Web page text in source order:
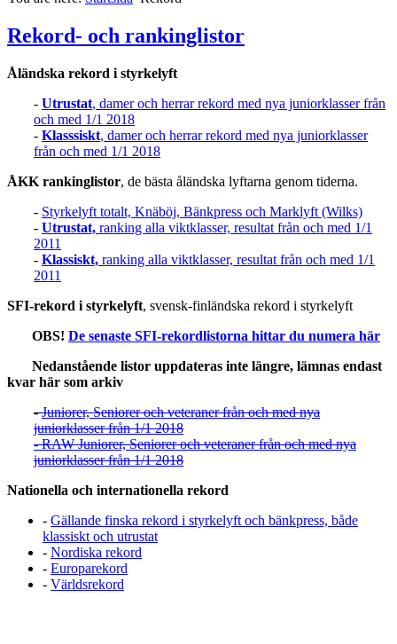
Rekord- och rankinglistor
Åländska rekord i styrkelyft
- Utrustat, damer och herrar rekord med nya juniorklasser från
och med 1/1 2018
- Klasssiskt, damer och herrar rekord med nya juniorklasser
från och med 1/1 2018
ÅKK rankinglistor, de bästa åländska lyftarna genom tiderna.
- Styrkelyft totalt, Knäböj, Bänkpress och Marklyft (Wilks)
- Utrustat, ranking alla viktklasser, resultat från och med 1/1
2011
- Klassiskt, ranking alla viktklasser, resultat från och med 1/1
2011
SFI-rekord i styrkelyft, svensk-finländska rekord i styrkelyft
OBS! De senaste SFI-rekordlistorna hittar du numera här
Nedanstående listor uppdateras inte längre, lämnas endast
kvar här som arkiv
-Juniorer, Seniorer och veteraner från och med nya
juniorklasser från 1/1 2018
- RAW Juniorer, Seniorer och veteraner från och med nya
juniorklasser från 1/1 2018
Nationella och internationella rekord
- Gällande finska rekord i styrkelyft och bänkpress, både
klassiskt och utrustat
- Nordiska rekord
- Europarekord
- Världsrekord